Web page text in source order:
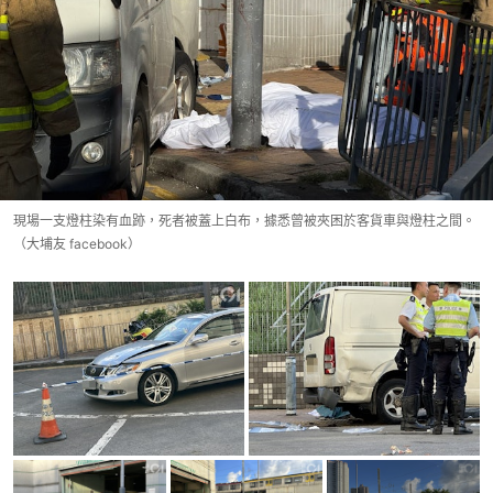
現場一支燈柱染有血跡，死者被蓋上白布，據悉曾被夾困於客貨車與燈柱之間。
（大埔友 facebook）